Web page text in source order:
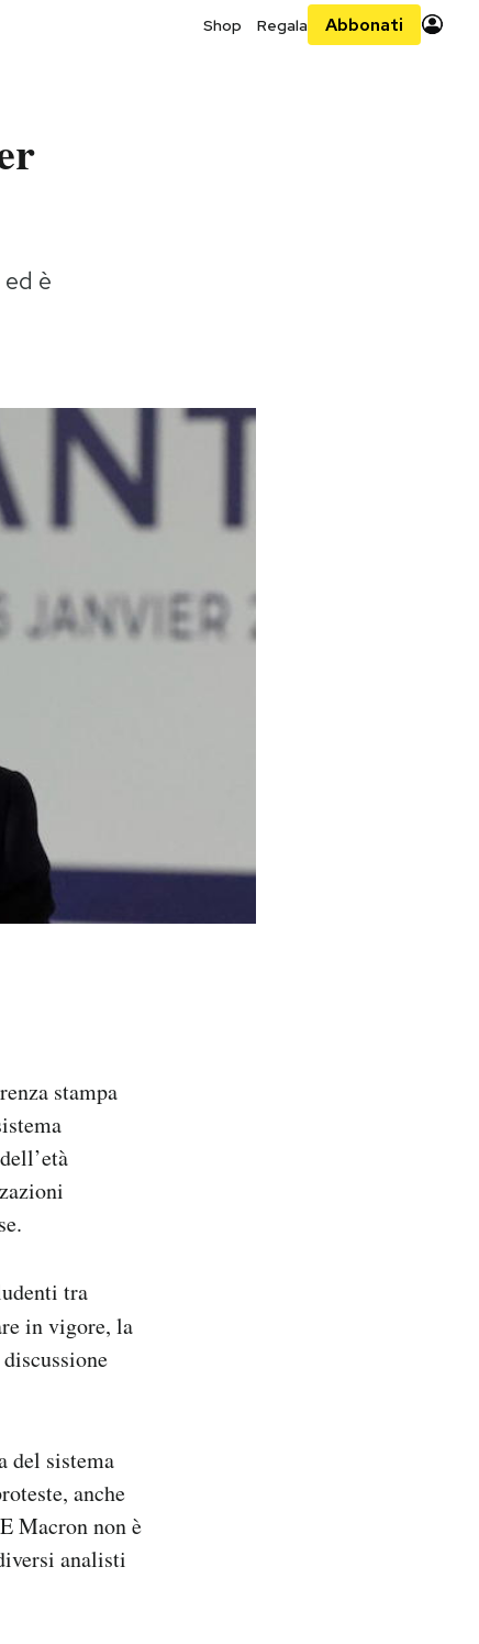
Shop Regala Abbonati
è
stampa
tra
in vigore, la
del sistema
anche
Macron non è
analisti